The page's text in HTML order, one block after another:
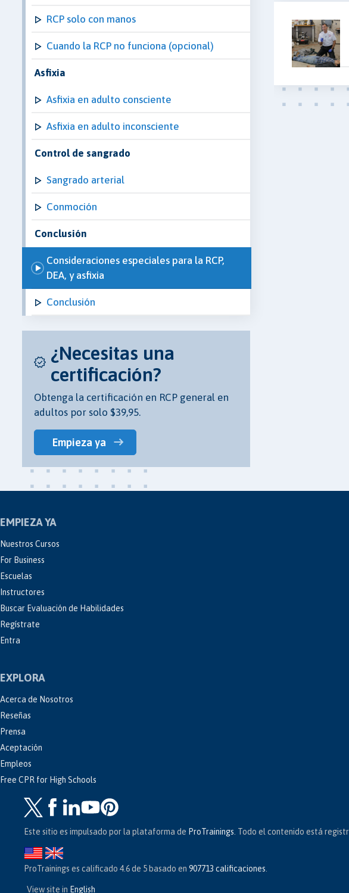
RCP solo con manos
Cuando la RCP no funciona (opcional)
Asfixia
Asfixia en adulto consciente
Asfixia en adulto inconsciente
Control de sangrado
Sangrado arterial
Conmoción
Conclusión
Consideraciones especiales para la RCP,
DEA, y asfixia
Conclusión
¿Necesitas una
certificación?
Obtenga la certificación en RCP general en
adultos por solo $39,95.
Empieza ya
EMPIEZA YA
Nuestros Cursos
For Business
Escuelas
Instructores
Buscar Evaluación de Habilidades
Regístrate
Entra
EXPLORA
Acerca de Nosotros
Reseñas
Prensa
Aceptación
Empleos
Free CPR for High Schools
Este sitio es impulsado por la plataforma de ProTrainings . Todo el contenido está
ProTrainings es calificado 4.6de 5 basado en 907713 calificaciones
View site in English